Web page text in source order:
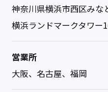
神奈川県横浜市西区みな
横浜ランドマークタワー
営業所
大阪、名古屋、福岡